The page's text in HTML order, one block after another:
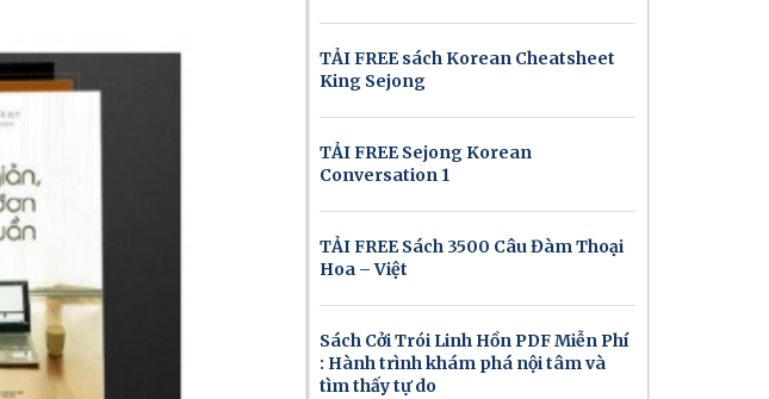
TẢI FREE sách Korean Cheatsheet
King Sejong
TẢI FREE Sejong Korean
Conversation 1
TẢI FREE Sách 3500 Câu Đàm Thoại
Hoa – Việt
Sách Cởi Trói Linh Hồn PDF Miễn Phí
: Hành trình khám phá nội tâm và
tìm thấy tự do